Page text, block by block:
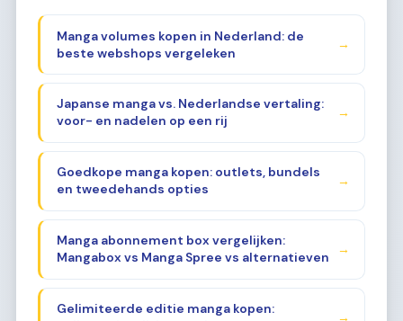
Manga volumes kopen in Nederland: de
beste webshops vergeleken
→
Japanse manga vs. Nederlandse vertaling:
voor- en nadelen op een rij
→
Goedkope manga kopen: outlets, bundels
en tweedehands opties
→
Manga abonnement box vergelijken:
Mangabox vs Manga Spree vs alternatieven
→
Gelimiteerde editie manga kopen:
→